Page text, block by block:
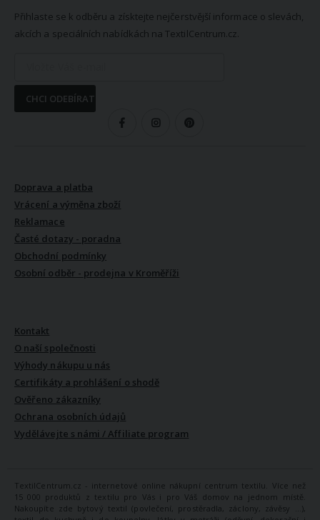
Přihlaste se k odběru a získtejte nejčerstvější informace o slevách,
akcích a speciálních nabídkách na TextilCentrum.cz.
CHCI ODEBÍRAT
Doprava a platba
Vrácení a výměna zboží
Reklamace
Časté dotazy - poradna
Obchodní podmínky
Osobní odběr - prodejna v Kroměříži
Kontakt
O naší společnosti
Výhody nákupu u nás
Certifikáty a prohlášení o shodě
Ověřeno zákazníky
Ochrana osobních údajů
Vydělávejte s námi / Affiliate program
TextilCentrum.cz - internetové online nákupní centrum textilu. Více než
15 000 produktů z textilu pro Vás i pro Váš domov na jednom místě.
Nakoupíte zde bytový textil (povlečení, prostěradla, záclony, závěsy ...),